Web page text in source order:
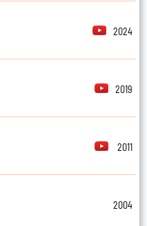
2024
2019
2011
2004